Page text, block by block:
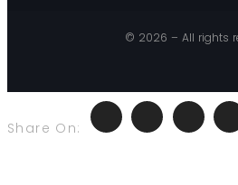
© 2026 – All rights
Share On: